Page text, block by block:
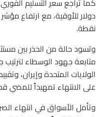
نقطة.
وتسود حالة من الحذر بين
متابعة جهود الوسطاء
الولايات المتحدة وإيران،
على الانتهاء تمهيداً للمضي
وتأمل الأسواق في انتهاء